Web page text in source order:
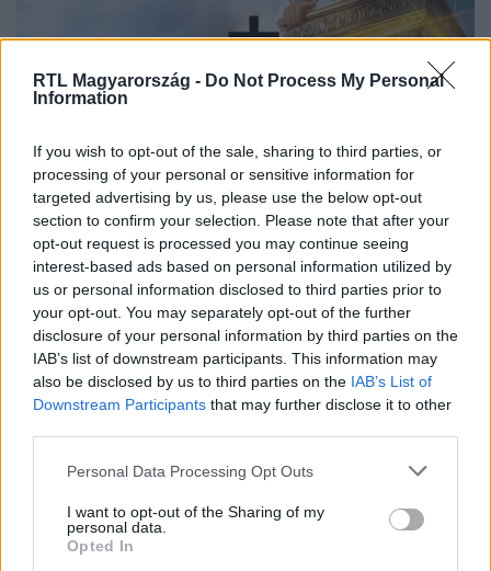
RTL Magyarország - Do Not Process My Personal
Information
If you wish to opt-out of the sale, sharing to third parties, or
processing of your personal or sensitive information for
targeted advertising by us, please use the below opt-out
section to confirm your selection. Please note that after your
opt-out request is processed you may continue seeing
interest-based ads based on personal information utilized by
us or personal information disclosed to third parties prior to
your opt-out. You may separately opt-out of the further
disclosure of your personal information by third parties on the
IAB’s list of downstream participants. This information may
also be disclosed by us to third parties on the IAB’s List of
Downstream Participants that may further disclose it to other
Please note that this website/app uses one or more Google
not limited to your visit or usage behaviour. You may click to
grant or deny consent to Google and its third-party tags to
use your data for below specified purposes in below Google
Personal Data Processing Opt Outs
I want to opt-out of the Sharing of my
personal data.
Opted In
Itt állítsd be, hogy az RTL.hu az elsők között
legyen a Google-találatokban!
Kövess minket, és értesülj a friss
hírekről a Facebookon is!